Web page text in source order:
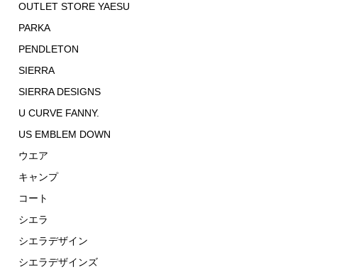
OUTLET STORE YAESU
PARKA
PENDLETON
SIERRA
SIERRA DESIGNS
U CURVE FANNY.
US EMBLEM DOWN
ウエア
キャンプ
コート
シエラ
シエラデザイン
シエラデザインズ